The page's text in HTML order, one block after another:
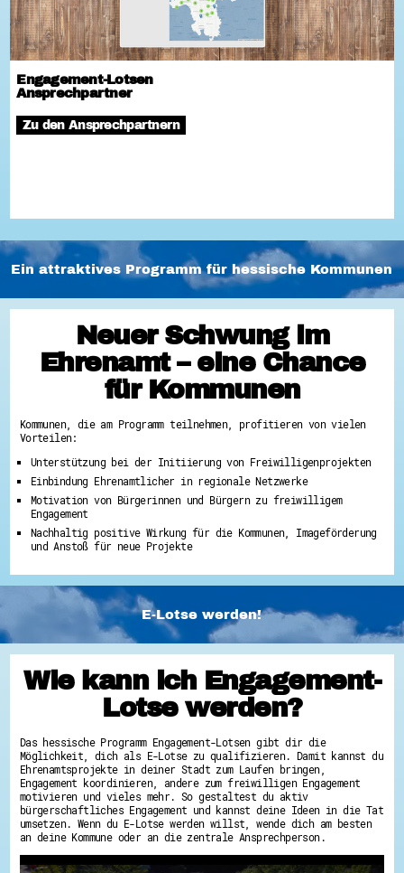
Engagement-Lotsen
Ansprechpartner
Zu den Ansprechpartnern
Ein attraktives Programm für hessische Kommunen
Neuer Schwung im
Ehrenamt – eine Chance
für Kommunen
Kommunen, die am Programm teilnehmen, profitieren von vielen
Vorteilen:
Unterstützung bei der Initiierung von Freiwilligenprojekten
Einbindung Ehrenamtlicher in regionale Netzwerke
Motivation von Bürgerinnen und Bürgern zu freiwilligem
Engagement
Nachhaltig positive Wirkung für die Kommunen, Imageförderung
und Anstoß für neue Projekte
E-Lotse werden!
Wie kann ich Engagement-
Lotse werden?
Das hessische Programm Engagement-Lotsen gibt dir die
Möglichkeit, dich als E-Lotse zu qualifizieren. Damit kannst du
Ehrenamtsprojekte in deiner Stadt zum Laufen bringen,
Engagement koordinieren, andere zum freiwilligen Engagement
motivieren und vieles mehr. So gestaltest du aktiv
bürgerschaftliches Engagement und kannst deine Ideen in die Tat
umsetzen. Wenn du E-Lotse werden willst, wende dich am besten
an deine Kommune oder an die zentrale Ansprechperson.